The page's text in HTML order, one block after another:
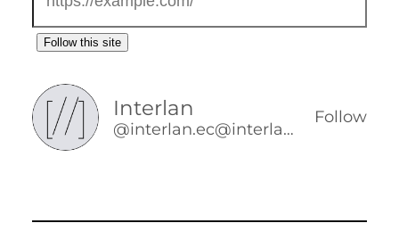
Follow this site
Interlan
@interlan.ec@interlan.ec
Follow